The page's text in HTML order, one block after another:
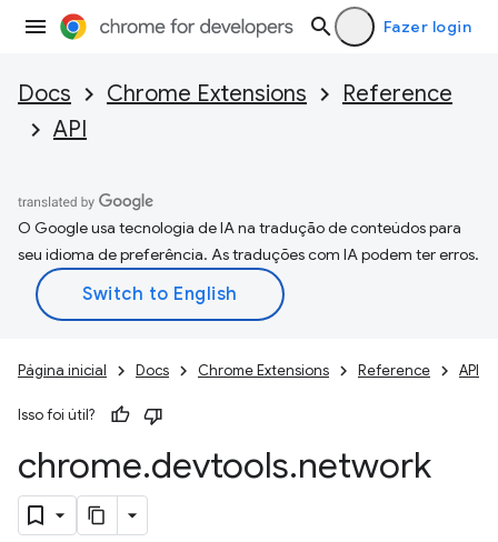
Fazer login
Docs Chrome Extensions
Reference
API
O Google usa tecnologia de IA na tradução de conteúdos para
seu idioma de preferência. As traduções com IA podem ter erros.
Página inicial Docs Chrome Extensions Reference API
Isso foi útil?
chrome.devtools.network